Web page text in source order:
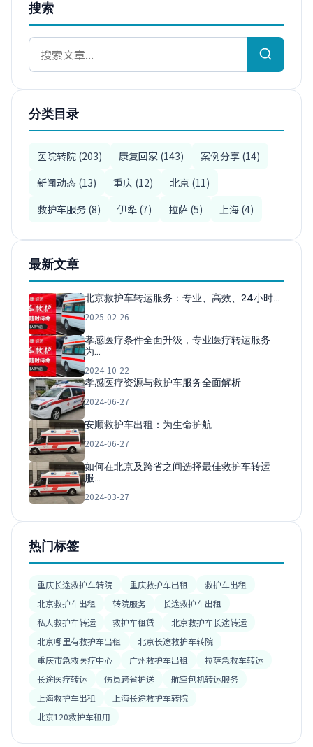
搜索
分类目录
医院转院 (203) 康复回家 (143)
案例分享 (14)
新闻动态 (13)
重庆 (12)
北京 (11)
救护车服务 (8)
伊犁 (7) 拉萨 (5) 上海 (4)
最新文章
北京救护车转运服务：专业、高效、24小时…
2025-02-26
孝感医疗条件全面升级，专业医疗转运服务
为…
2024-10-22
孝感医疗资源与救护车服务全面解析
2024-06-27
安顺救护车出租：为生命护航
2024-06-27
如何在北京及跨省之间选择最佳救护车转运
服…
2024-03-27
热门标签
重庆长途救护车转院 重庆救护车出租
救护车出租
北京救护车出租
转院服务
长途救护车出租
私人救护车转运
救护车租赁
北京救护车长途转运
北京哪里有救护车出租
北京长途救护车转院
重庆市急救医疗中心
广州救护车出租
拉萨急救车转运
长途医疗转运
伤员跨省护送
航空包机转运服务
上海救护车出租
上海长途救护车转院
北京120救护车租用